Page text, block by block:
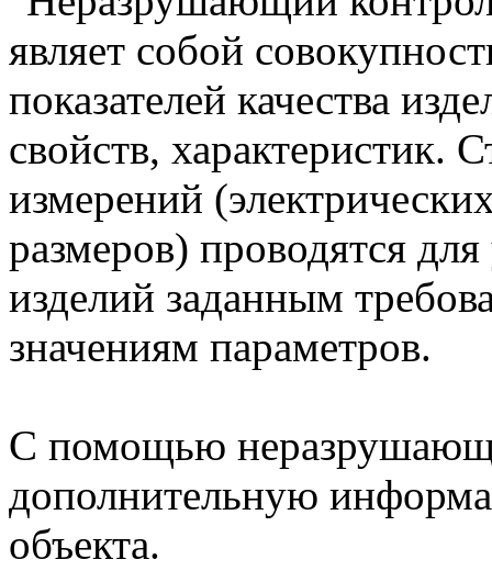
являет собой
показателей качества
свойств, характеристик.
измерений
размеров) проводятся
изделий заданным
значениям параметров.
С помощью
дополнительную
объекта.